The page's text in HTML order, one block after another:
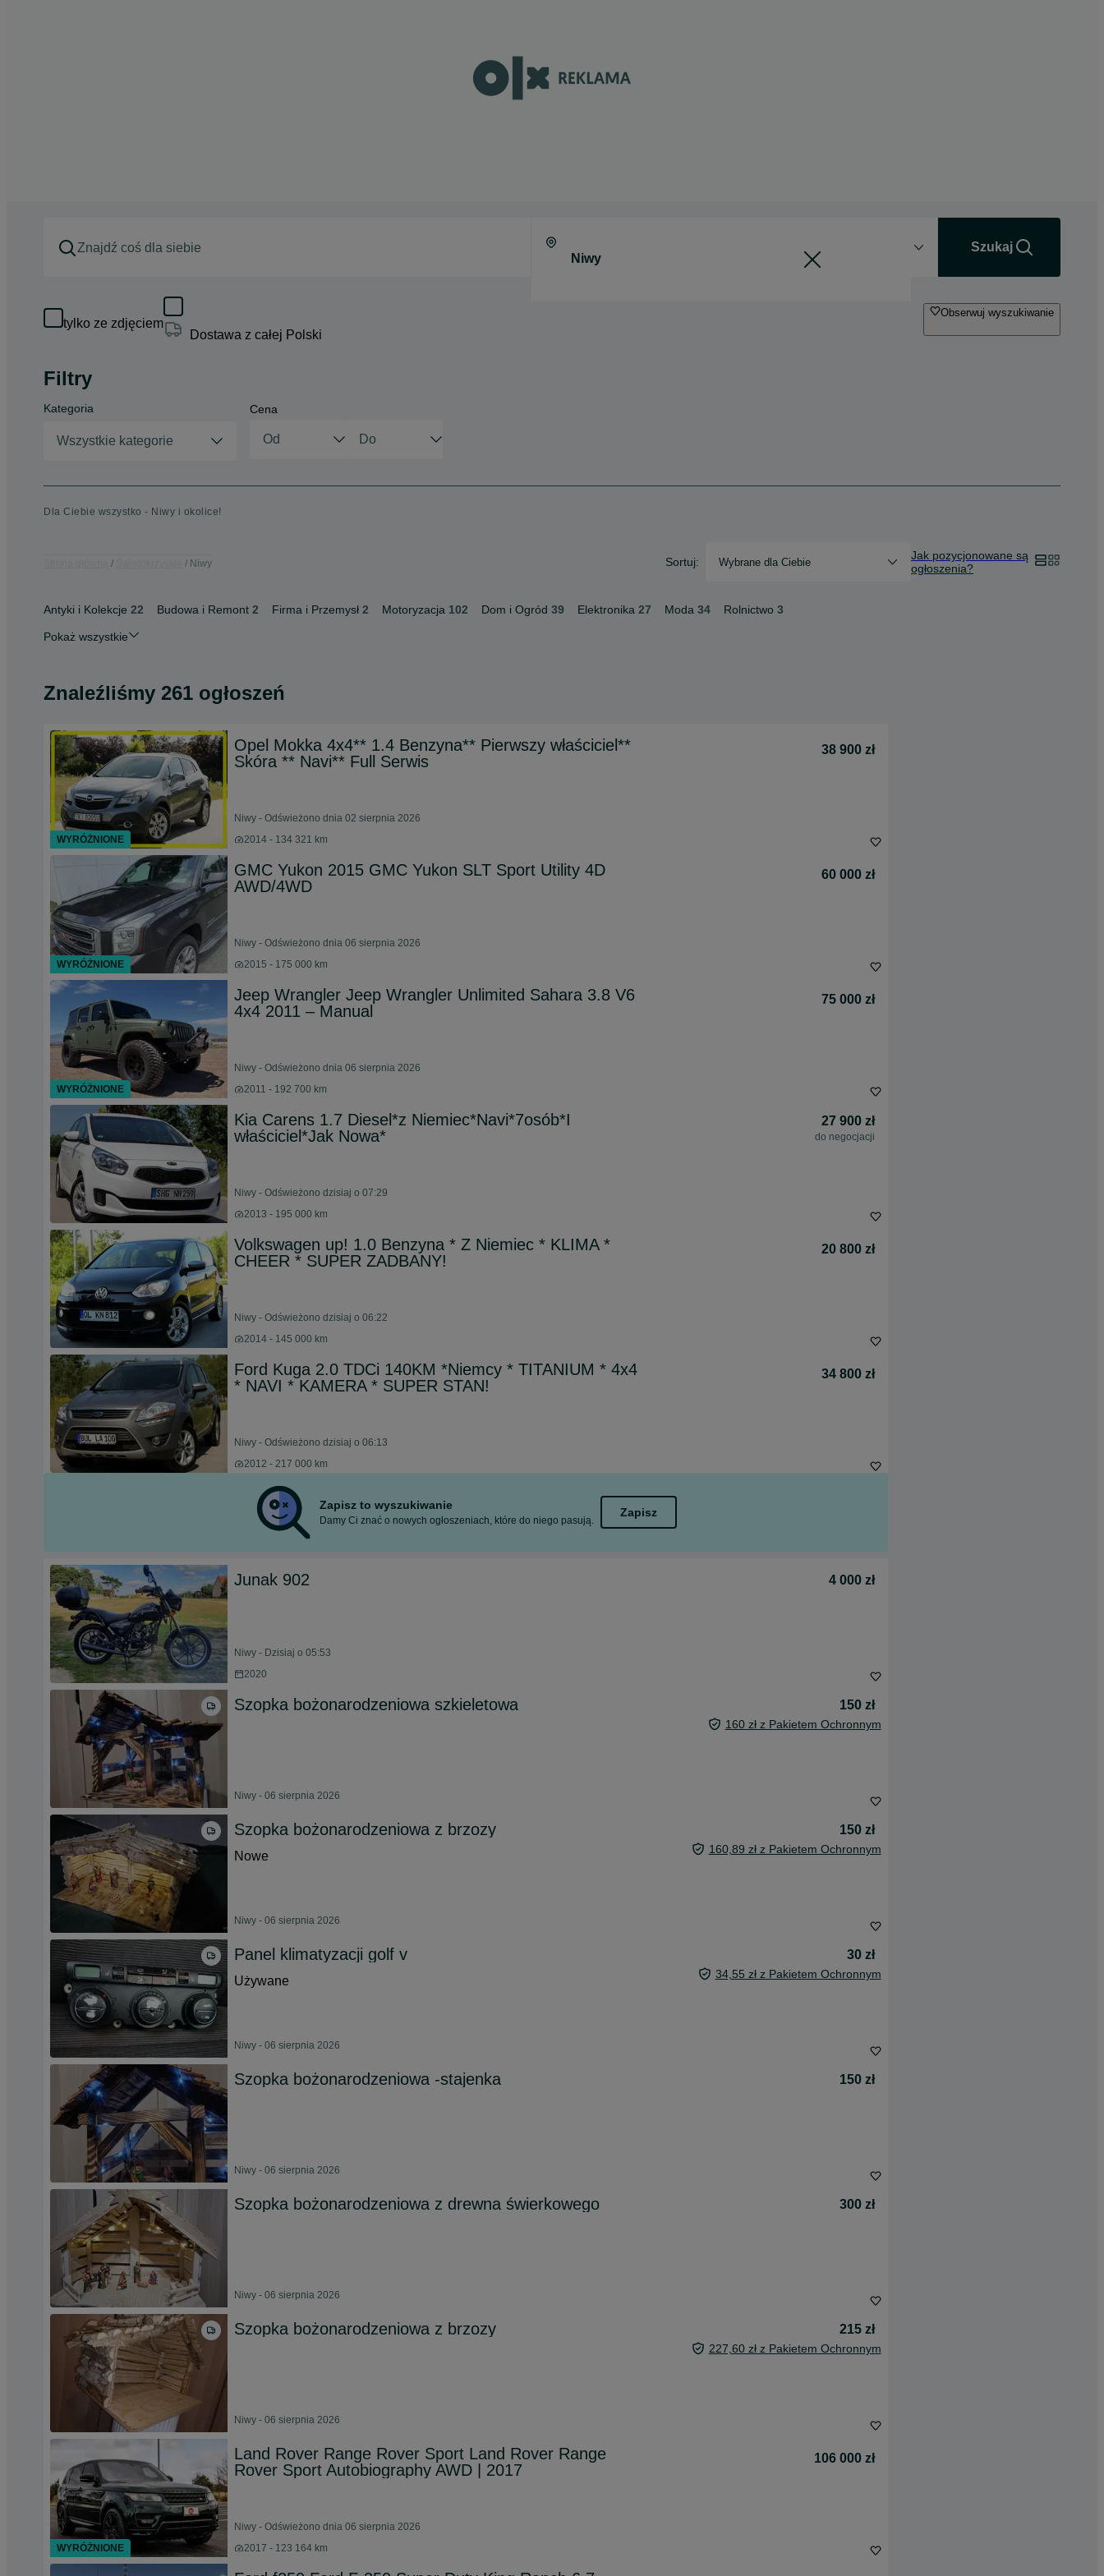
Szukaj
tylko ze zdjęciem
Dostawa z całej Polski
Obserwuj wyszukiwanie
Filtry
Kategoria
Wszystkie kategorie
Cena
Dla Ciebie wszystko - Niwy i okolice!
Niwy Sortuj: Wybrane dla Ciebie
Jak pozycjonowane są
ogłoszenia?
Antyki i Kolekcje 22 Budowa i Remont 2 Firma i Przemysł 2 Motoryzacja 102 Dom i Ogród 39 Elektronika 27 Moda 34 Rolnictwo 3
Pokaż wszystkie
Znaleźliśmy 261 ogłoszeń
Opel Mokka 4x4** 1.4 Benzyna** Pierwszy właściciel**
Skóra ** Navi** Full Serwis
38 900 zł
Niwy - Odświeżono dnia 02 sierpnia 2026
2014 - 134 321 km
GMC Yukon 2015 GMC Yukon SLT Sport Utility 4D
AWD/4WD
60 000 zł
Niwy - Odświeżono dnia 06 sierpnia 2026
2015 - 175 000 km
Jeep Wrangler Jeep Wrangler Unlimited Sahara 3.8 V6
4x4 2011 – Manual
75 000 zł
Niwy - Odświeżono dnia 06 sierpnia 2026
2011 - 192 700 km
Kia Carens 1.7 Diesel*z Niemiec*Navi*7osób*I
właściciel*Jak Nowa*
27 900 zł
do negocjacji
Niwy - Odświeżono dzisiaj o 07:29
2013 - 195 000 km
Volkswagen up! 1.0 Benzyna * Z Niemiec * KLIMA *
CHEER * SUPER ZADBANY!
20 800 zł
Niwy - Odświeżono dzisiaj o 06:22
2014 - 145 000 km
Ford Kuga 2.0 TDCi 140KM *Niemcy * TITANIUM * 4x4
* NAVI * KAMERA * SUPER STAN!
34 800 zł
Niwy - Odświeżono dzisiaj o 06:13
2012 - 217 000 km
Zapisz to wyszukiwanie
Damy Ci znać o nowych ogłoszeniach, które do niego pasują.
Zapisz
Junak 902 4 000 zł
Niwy - Dzisiaj o 05:53
2020
Szopka bożonarodzeniowa szkieletowa 150 zł
160 zł z Pakietem Ochronnym
Niwy - 06 sierpnia 2026
Szopka bożonarodzeniowa z brzozy
150 zł
Nowe
160,89 zł z Pakietem Ochronnym
Niwy - 06 sierpnia 2026
Panel klimatyzacji golf v
30 zł
Używane
34,55 zł z Pakietem Ochronnym
Niwy - 06 sierpnia 2026
Szopka bożonarodzeniowa -stajenka 150 zł
Niwy - 06 sierpnia 2026
Szopka bożonarodzeniowa z drewna świerkowego 300 zł
Niwy - 06 sierpnia 2026
Szopka bożonarodzeniowa z brzozy 215 zł
227,60 zł z Pakietem Ochronnym
Niwy - 06 sierpnia 2026
Land Rover Range Rover Sport Land Rover Range
Rover Sport Autobiography AWD | 2017
106 000 zł
Niwy - Odświeżono dnia 06 sierpnia 2026
2017 - 123 164 km
WYRÓŻNIONE
WYRÓŻNIONE
WYRÓŻNIONE
WYRÓŻNIONE